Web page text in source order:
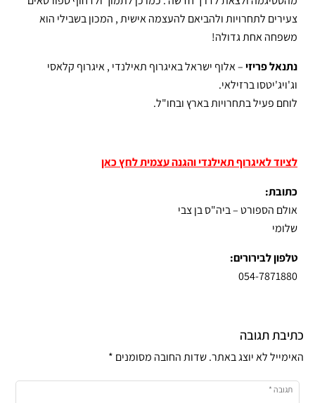
צעירים לתחרויות ולהביאם להעצמה אישית , המכון בשבילי הוא
משפחה אחת גדולה!
נתנאל פריזי– אלוף ישראל באיגרוף תאילנדי , איגרוף קלאסי
וג'ויג'יטסו ברזילאי.
לוחם פעיל בתחרויות בארץ ובחו"ל.
לציוד לאיגרוף תאילנדי והגנה עצמית לחץ כאן
כתובת:
אולם הספורט – ביה"ס בן צבי
שלומי
טלפון לבירורים:
054-7871880
כתיבת תגובה
האימייל לא יוצג באתר.שדות החובה מסומנים *
תגובה *